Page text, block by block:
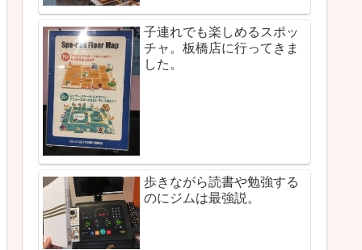
子連れでも楽しめるスポッ
チャ。板橋店に行ってきま
した。
歩きながら読書や勉強する
のにジムは最強説。